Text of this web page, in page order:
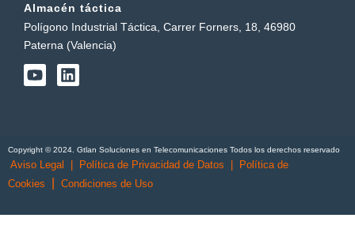
Almacén táctica
Polígono Industrial Táctica, Carrer Forners, 18, 46980
Paterna (Valencia)
Y
o
e
L
i
i
n
Copyright © 2024. Gtlan Soluciones en Telecomunicaciones Todos los derechos reservado
Aviso Legal | Política de Privacidad de Datos | Política de
Cookies
Condiciones de Uso